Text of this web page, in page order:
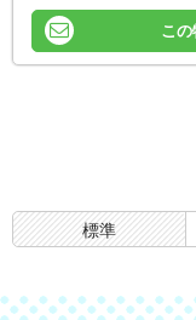
こ
標準